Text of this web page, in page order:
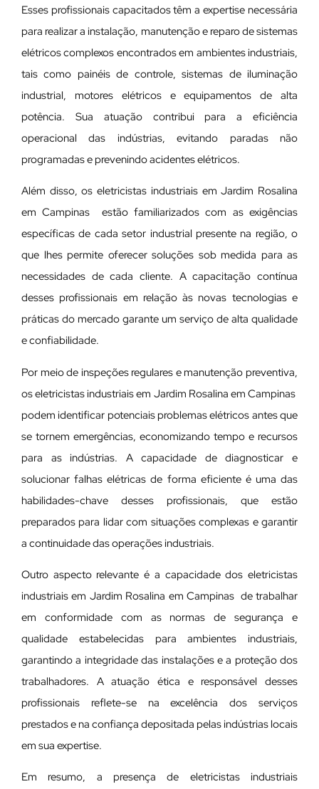
Esses profissionais capacitados têm a expertise necessária
para realizar a instalação, manutenção e reparo de sistemas
elétricos complexos encontrados em ambientes industriais,
tais como painéis de controle, sistemas de iluminação
industrial, motores elétricos e equipamentos de alta
potência. Sua atuação contribui para a eficiência
operacional das indústrias, evitando paradas não
programadas e prevenindo acidentes elétricos.
Além disso, os eletricistas industriais em Jardim Rosalina
em Campinas estão familiarizados com as exigências
específicas de cada setor industrial presente na região, o
que lhes permite oferecer soluções sob medida para as
necessidades de cada cliente. A capacitação contínua
desses profissionais em relação às novas tecnologias e
práticas do mercado garante um serviço de alta qualidade
e confiabilidade.
Por meio de inspeções regulares e manutenção preventiva,
os eletricistas industriais em Jardim Rosalina em Campinas
podem identificar potenciais problemas elétricos antes que
se tornem emergências, economizando tempo e recursos
para as indústrias. A capacidade de diagnosticar e
solucionar falhas elétricas de forma eficiente é uma das
habilidades-chave desses profissionais, que estão
preparados para lidar com situações complexas e garantir
a continuidade das operações industriais.
Outro aspecto relevante é a capacidade dos eletricistas
industriais em Jardim Rosalina em Campinas de trabalhar
em conformidade com as normas de segurança e
qualidade estabelecidas para ambientes industriais,
garantindo a integridade das instalações e a proteção dos
trabalhadores. A atuação ética e responsável desses
profissionais reflete-se na excelência dos serviços
prestados e na confiança depositada pelas indústrias locais
em sua expertise.
Em resumo, a presença de eletricistas industriais